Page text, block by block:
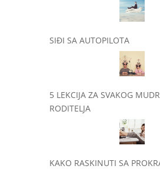
SIĐI SA AUTOPILOTA
5 LEKCIJA ZA SVAKOG
RODITELJA
KAKO RASKINUTI SA